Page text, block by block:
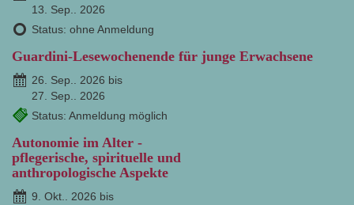
13. Sep.. 2026
Status: ohne Anmeldung
Guardini-Lesewochenende für junge Erwachsene
26. Sep.. 2026 bis
27. Sep.. 2026
Status: Anmeldung möglich
Autonomie im Alter -
pflegerische, spirituelle und
anthropologische Aspekte
9. Okt.. 2026 bis